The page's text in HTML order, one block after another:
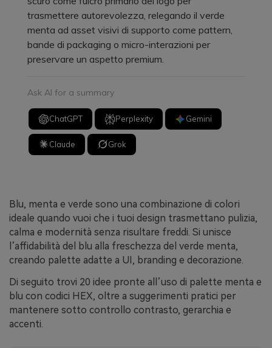
trasmettere autorevolezza, relegando il verde
menta ad asset visivi di supporto come pattern,
bande di packaging o micro-interazioni per
preservare un aspetto premium.
Ask AI for a summary
ChatGPT Perplexity Gemini
Claude Grok
Blu, menta e verde sono una combinazione di colori
ideale quando vuoi che i tuoi design trasmettano pulizia,
calma e modernità senza risultare freddi. Si unisce
l’affidabilità del blu alla freschezza del verde menta,
creando palette adatte a UI, branding e decorazione.
Di seguito trovi 20 idee pronte all’uso di palette menta e
blu con codici HEX, oltre a suggerimenti pratici per
mantenere sotto controllo contrasto, gerarchia e
accenti.